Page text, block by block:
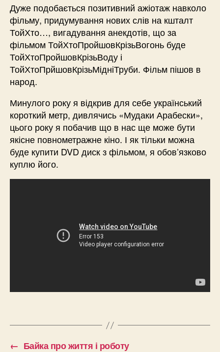
Дуже подобається позитивний ажіотаж навколо
фільму, придумування нових слів на кшталт
ТойХто…, вигадування анекдотів, що за
фільмом ТойХтоПройшовКрізьВогонь буде
ТойХтоПройшовКрізьВоду і
ТойХтоПрйшовКрізьМідніТруби. Фільм пішов в
народ.
Минулого року я відкрив для себе український
короткий метр, дивлячись «Мудаки Арабески»,
цього року я побачив що в нас ще може бути
якісне повнометражне кіно. І як тільки можна
буде купити DVD диск з фільмом, я обов’язково
куплю його.
← Байка про життя і роботу